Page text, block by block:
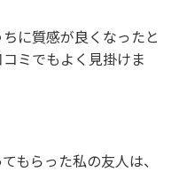
に質感が良くなったと
ミでもよく見掛けま
もらった私の友人は、